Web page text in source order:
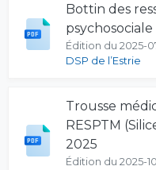
Bottin des
psychosociale
Édition du 2025-
DSP de l’Estrie
Trousse
RESPTM
2025
Édition du 2025-